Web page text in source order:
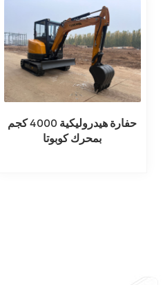
حفارة هيدروليكية 4000 كجم
بمحرك كوبوتا